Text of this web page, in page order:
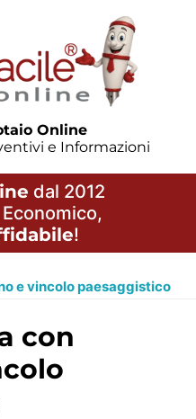
Online
e Informazioni
dal 2012
Economico,
!
e vincolo paesaggistico